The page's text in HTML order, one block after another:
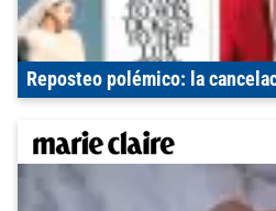
Reposteo polémico: la